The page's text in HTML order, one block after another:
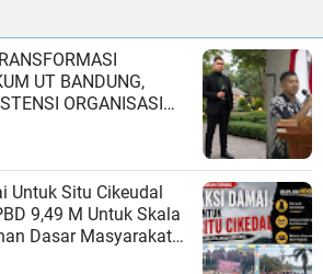
UT BANDUNG,
ORGANISASI
Untuk Situ Cikeudal
9,49 M Untuk Skala
Dasar Masyarakat
Kawasa